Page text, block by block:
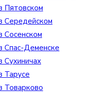
Пятовском
Середейском
Сосенском
Спас-Деменске
Сухиничах
Тарусе
Товарково